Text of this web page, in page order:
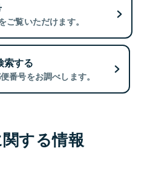
ご覧いただけます。
索する
番号をお調べします。
する情報